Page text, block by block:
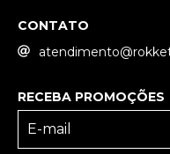
CONTATO
RECEBA PROMOÇÕES